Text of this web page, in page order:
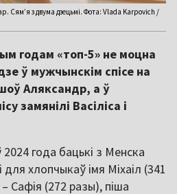
з двума дзецьмі. Фота: Vlada Karpovich /
годам «топ-5» не моцна
ў мужчынскім спісе на
Аляксандр, а ў
замянілі Васіліса і
года бацькі з Менска
для хлопчыкаў імя Міхаіл (341
Сафія (272 разы), піша